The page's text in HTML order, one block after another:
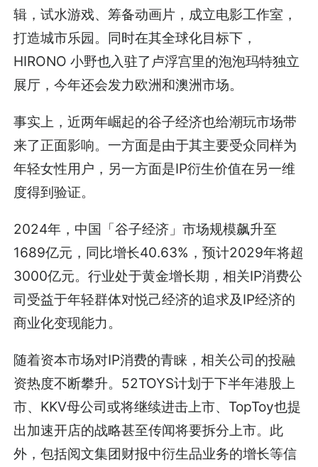
辑，试水游戏、筹备动画片，成立电影工作室，
打造城市乐园。同时在其全球化目标下，
HIRONO 小野也入驻了卢浮宫里的泡泡玛特独立
展厅，今年还会发力欧洲和澳洲市场。
事实上，近两年崛起的谷子经济也给潮玩市场带
来了正面影响。一方面是由于其主要受众同样为
年轻女性用户，另一方面是IP衍生价值在另一维
度得到验证。
2024年，中国「谷子经济」市场规模飙升至
1689亿元，同比增长40.63%，预计2029年将超
3000亿元。行业处于黄金增长期，相关IP消费公
司受益于年轻群体对悦己经济的追求及IP经济的
商业化变现能力。
随着资本市场对IP消费的青睐，相关公司的投融
资热度不断攀升。52TOYS计划于下半年港股上
市、KKV母公司或将继续进击上市、TopToy也提
出加速开店的战略甚至传闻将要拆分上市。此
外，包括阅文集团财报中衍生品业务的增长等信